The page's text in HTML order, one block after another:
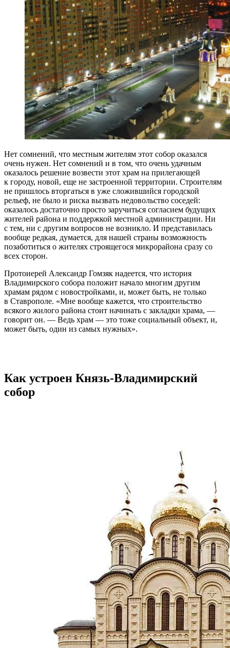
Нет сомнений, что местным жителям этот собор оказался
очень нужен. Нет сомнений и в том, что очень удачным
оказалось решение возвести этот храм на прилегающей
к городу, новой, еще не застроенной территории. Строителям
не пришлось вторгаться в уже сложившийся городской
рельеф, не было и риска вызвать недовольство соседей:
оказалось достаточно просто заручиться согласием будущих
жителей района и поддержкой местной администрации. Ни
с тем, ни с другим вопросов не возникло. И представилась
вообще редкая, думается, для нашей страны возможность
позаботиться о жителях строящегося микрорайона сразу со
всех сторон.
Протоиерей Александр Гомзяк надеется, что история
Владимирского собора положит начало многим другим
храмам рядом с новостройками, и, может быть, не только
в Ставрополе. «Мне вообще кажется, что строительство
всякого жилого района стоит начинать с закладки храма, —
говорит он. — Ведь храм — это тоже социальный объект, и,
может быть, один из самых нужных».
Как устроен Князь-Владимирский
собор